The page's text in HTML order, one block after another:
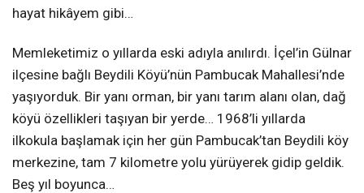
hayat hikâyem gibi…
Memleketimiz o yıllarda eski adıyla anılırdı. İçel’in Gülnar
ilçesine bağlı Beydili Köyü’nün Pambucak Mahallesi’nde
yaşıyorduk. Bir yanı orman, bir yanı tarım alanı olan, dağ
köyü özellikleri taşıyan bir yerde… 1968’li yıllarda
ilkokula başlamak için her gün Pambucak’tan Beydili köy
merkezine, tam 7 kilometre yolu yürüyerek gidip geldik.
Beş yıl boyunca…